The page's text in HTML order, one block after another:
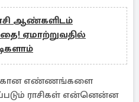
ஆண்களிடம்
ஏமாற்றுவதில்
எண்ணங்களை
ராசிகள் என்னென்ன